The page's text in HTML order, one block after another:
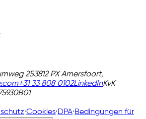
253812 PX Amersfoort,
+31 33 808 0102LinkedInKvK
·Cookies·DPA·Bedingungen für